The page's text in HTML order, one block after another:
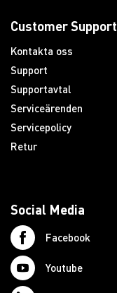
Customer Support
Kontakta oss
Support
Supportavtal
Serviceärenden
Servicepolicy
Retur
Social Media
Facebook
Youtube